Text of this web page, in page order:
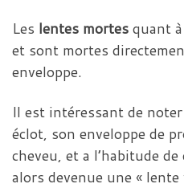
Les lentes mortesquant
et sont mortes
enveloppe.
Il est intéressant de
éclot, son enveloppe de
cheveu, et a l’habitude
alors devenue une « lente